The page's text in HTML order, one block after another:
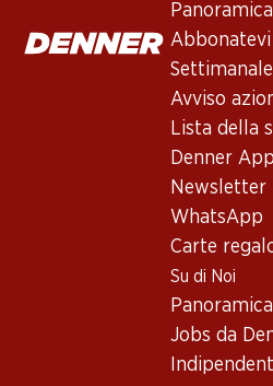
Panoramica
Abbonatevi
Avviso
Lista della
Denner App
Newsletter
WhatsApp
Carte
Su di Noi
Panoramica
Jobs da
3 Prodotti
In alto